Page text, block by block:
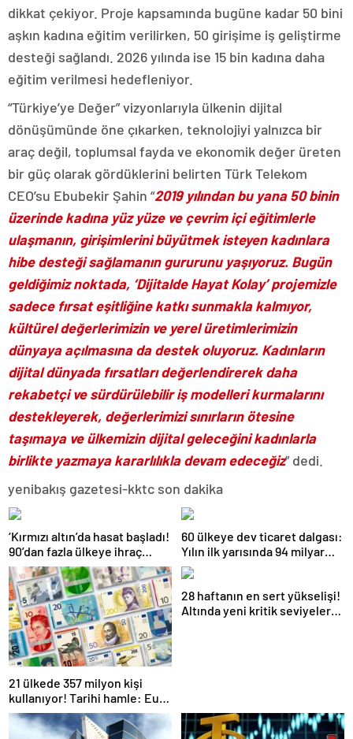
dikkat çekiyor. Proje kapsamında bugüne kadar 50 bini
aşkın kadına eğitim verilirken, 50 girişime iş geliştirme
desteği sağlandı. 2026 yılında ise 15 bin kadına daha
eğitim verilmesi hedefleniyor.
“Türkiye’ye Değer” vizyonlarıyla ülkenin dijital
dönüşümünde öne çıkarken, teknolojiyi yalnızca bir
araç değil, toplumsal fayda ve ekonomik değer üreten
bir güç olarak gördüklerini belirten Türk Telekom
CEO’su Ebubekir Şahin “2019 yılından bu yana 50 binin
üzerinde kadına yüz yüze ve çevrim içi eğitimlerle
ulaşmanın, girişimlerini büyütmek isteyen kadınlara
hibe desteği sağlamanın gururunu yaşıyoruz. Bugün
geldiğimiz noktada, ‘Dijitalde Hayat Kolay’ projemizle
sadece fırsat eşitliğine katkı sunmakla kalmıyor,
kültürel değerlerimizin ve yerel üretimlerimizin
dünyaya açılmasına da destek oluyoruz. Kadınların
dijital dünyada fırsatları değerlendirerek daha
rekabetçi ve sürdürülebilir iş modelleri kurmalarını
destekleyerek, değerlerimizi sınırların ötesine
taşımaya ve ülkemizin dijital geleceğini kadınlarla
birlikte yazmaya kararlılıkla devam edeceğiz” dedi.
yenibakış gazetesi-kktc son dakika
‘Kırmızı altın’da hasat başladı!
90’dan fazla ülkeye ihraç
ediliyor
60 ülkeye dev ticaret dalgası:
Yılın ilk yarısında 94 milyar
dolar ihracat!
21 ülkede 357 milyon kişi
kullanıyor! Tarihi hamle: Euro
banknotları 25 yıl sonra
yenileniyor
28 haftanın en sert yükselişi!
Altında yeni kritik seviyeler